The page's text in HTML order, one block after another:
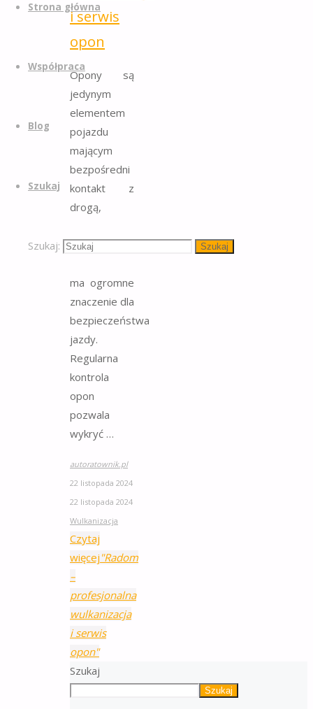
Strona główna
Współpraca
Blog
Szukaj
Szukaj: Szukaj
i serwis
opon
Opony są
jedynym
elementem
pojazdu
mającym
bezpośredni
kontakt z
drogą,
stan
ma ogromne
znaczenie dla
bezpieczeństwa
jazdy.
Regularna
kontrola
opon
pozwala
wykryć …
autoratownik.pl
22 listopada 2024
22 listopada 2024
Wulkanizacja
Czytaj
więcej "Radom
–
profesjonalna
wulkanizacja
i serwis
opon"
Szukaj
Szukaj